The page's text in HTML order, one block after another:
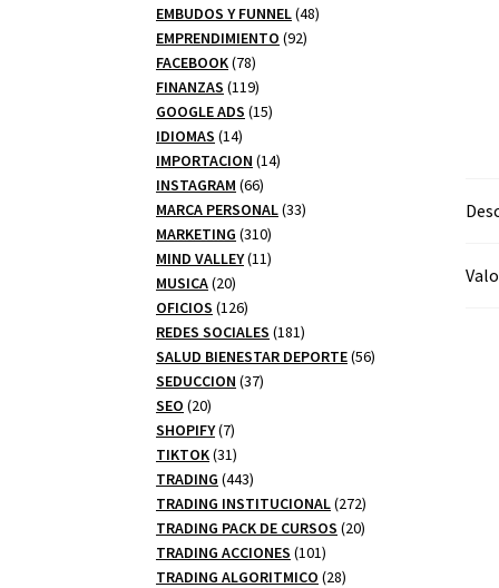
productos
EMBUDOS Y FUNNEL 4848
EMPRENDIMIENTO 9292
FACEBOOK 7878
productos
FINANZAS 119119
productos
GOOGLE ADS 1515
IDIOMAS 1414
productos
IMPORTACION 1414
INSTAGRAM 6666
productos
MARCA PERSONAL 3333
MARKETING 310310
productos
MIND VALLEY 1111
MUSICA 2020
productos
OFICIOS 126126
productos
REDES SOCIALES 181181
productos
SALUD BIENESTAR DEPORTE 5656
SEDUCCION 3737
SEO 2020
productos
SHOPIFY 77
productos
TIKTOK 3131
productos
TRADING 443443
productos
TRADING INSTITUCIONAL 272272
productos
TRADING PACK DE CURSOS 2020
TRADING ACCIONES 101101
productos
TRADING ALGORITMICO 2828